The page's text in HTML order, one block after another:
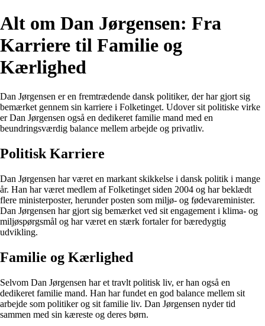
Alt om Dan Jørgensen: Fra
Karriere til Familie og
Kærlighed
Dan Jørgensen er en fremtrædende dansk politiker, der har gjort sig
bemærket gennem sin karriere i Folketinget. Udover sit politiske virke
er Dan Jørgensen også en dedikeret familie mand med en
beundringsværdig balance mellem arbejde og privatliv.
Politisk Karriere
Dan Jørgensen har været en markant skikkelse i dansk politik i mange
år. Han har været medlem af Folketinget siden 2004 og har beklædt
flere ministerposter, herunder posten som miljø- og fødevareminister.
Dan Jørgensen har gjort sig bemærket ved sit engagement i klima- og
miljøspørgsmål og har været en stærk fortaler for bæredygtig
udvikling.
Familie og Kærlighed
Selvom Dan Jørgensen har et travlt politisk liv, er han også en
dedikeret familie mand. Han har fundet en god balance mellem sit
arbejde som politiker og sit familie liv. Dan Jørgensen nyder tid
sammen med sin kæreste og deres børn.